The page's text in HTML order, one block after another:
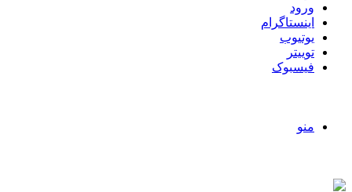
ورود
اینستاگرام
یوتیوب
توییتر
فیسبوک
منو